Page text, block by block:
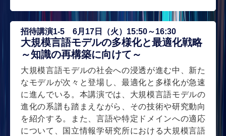
招待講演1-5 6月17日（火）15:50～16:30
大規模言語モデルの多様化と最適化戦略
～知識の再構築に向けて～
大規模言語モデルの社会への浸透が進む中、新た
なモデルが次々と登場し、最適化と多様化が急速
に進んでいる。本講演では、大規模言語モデルの
進化の系譜も踏まえながら、その技術や研究動向
を紹介する。また、言語や特定ドメインへの適応
について、国立情報学研究所における大規模言語